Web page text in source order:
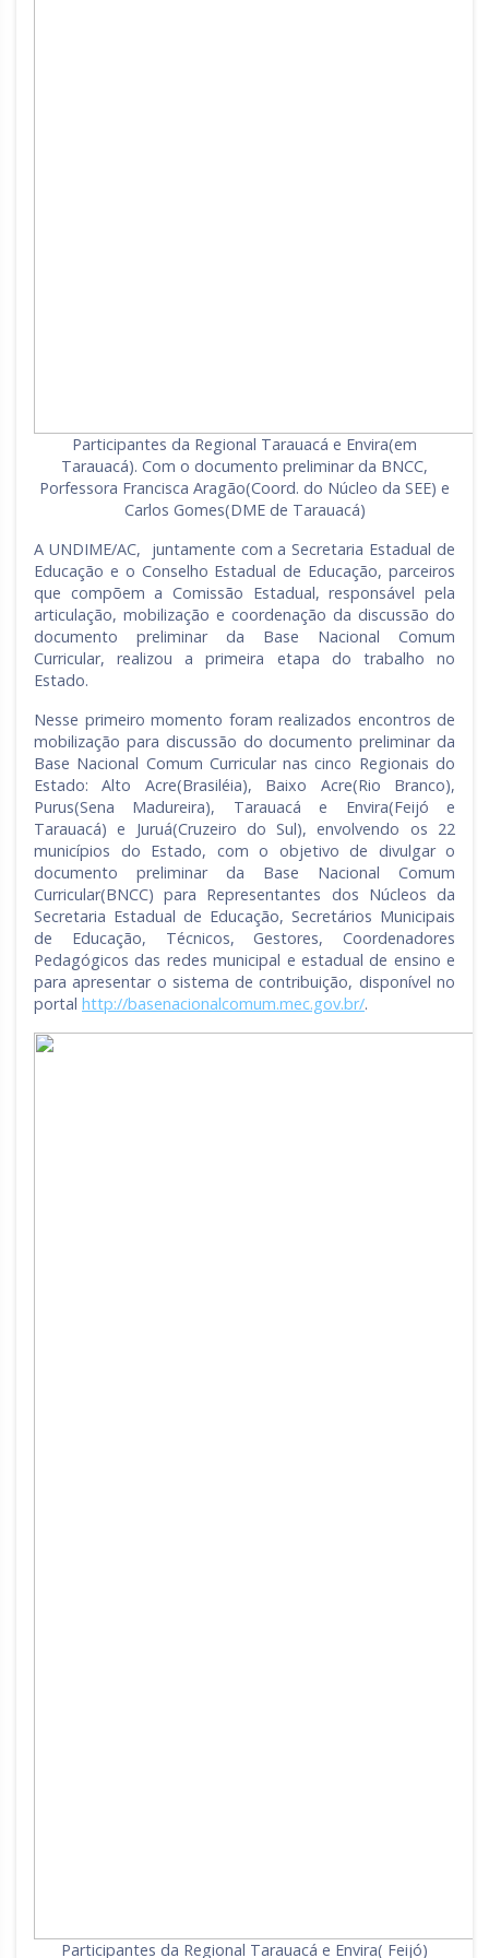
Participantes da Regional Tarauacá e Envira(em
Tarauacá). Com o documento preliminar da BNCC,
Porfessora Francisca Aragão(Coord. do Núcleo da SEE) e
Carlos Gomes(DME de Tarauacá)
A UNDIME/AC, juntamente com a Secretaria Estadual de
Educação e o Conselho Estadual de Educação, parceiros
que compõem a Comissão Estadual, responsável pela
articulação, mobilização e coordenação da discussão do
documento preliminar da Base Nacional Comum
Curricular, realizou a primeira etapa do trabalho no
Estado.
Nesse primeiro momento foram realizados encontros de
mobilização para discussão do documento preliminar da
Base Nacional Comum Curricular nas cinco Regionais do
Estado: Alto Acre(Brasiléia), Baixo Acre(Rio Branco),
Purus(Sena Madureira), Tarauacá e Envira(Feijó e
Tarauacá) e Juruá(Cruzeiro do Sul), envolvendo os 22
municípios do Estado, com o objetivo de divulgar o
documento preliminar da Base Nacional Comum
Curricular(BNCC) para Representantes dos Núcleos da
Secretaria Estadual de Educação, Secretários Municipais
de Educação, Técnicos, Gestores, Coordenadores
Pedagógicos das redes municipal e estadual de ensino e
para apresentar o sistema de contribuição, disponível no
portal http://basenacionalcomum.mec.gov.br/.
Participantes da Regional Tarauacá e Envira( Feijó)